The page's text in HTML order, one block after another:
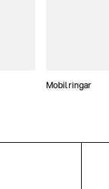
Mobilringar